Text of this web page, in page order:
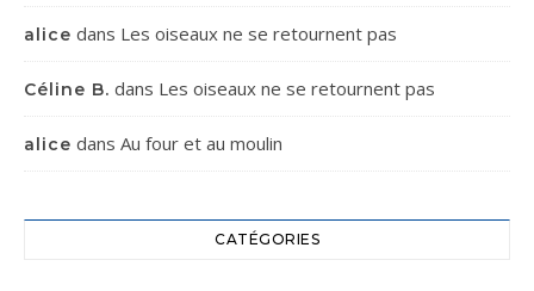
alice dans Les oiseaux ne se retournent pas
Céline B. dans Les oiseaux ne se retournent pas
alice dans Au four et au moulin
CATÉGORIES